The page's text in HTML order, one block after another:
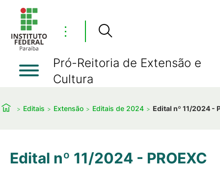
⋮
Pró-Reitoria de Extensão e
Cultura
Editais Extensão Editais de 2024 Edital nº 11/2024 -
Edital nº 11/2024 - PROEXC